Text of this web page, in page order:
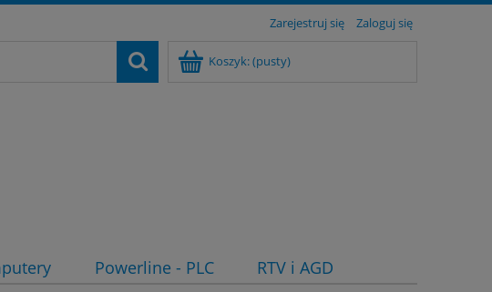
Zarejestruj się Zaloguj się
Koszyk:(pusty)
Powerline - PLC RTV i AGD